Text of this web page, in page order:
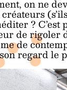
on ne
?
de rigoler
de
regard le